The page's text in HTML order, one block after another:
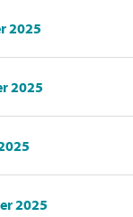
2025
2025
2025